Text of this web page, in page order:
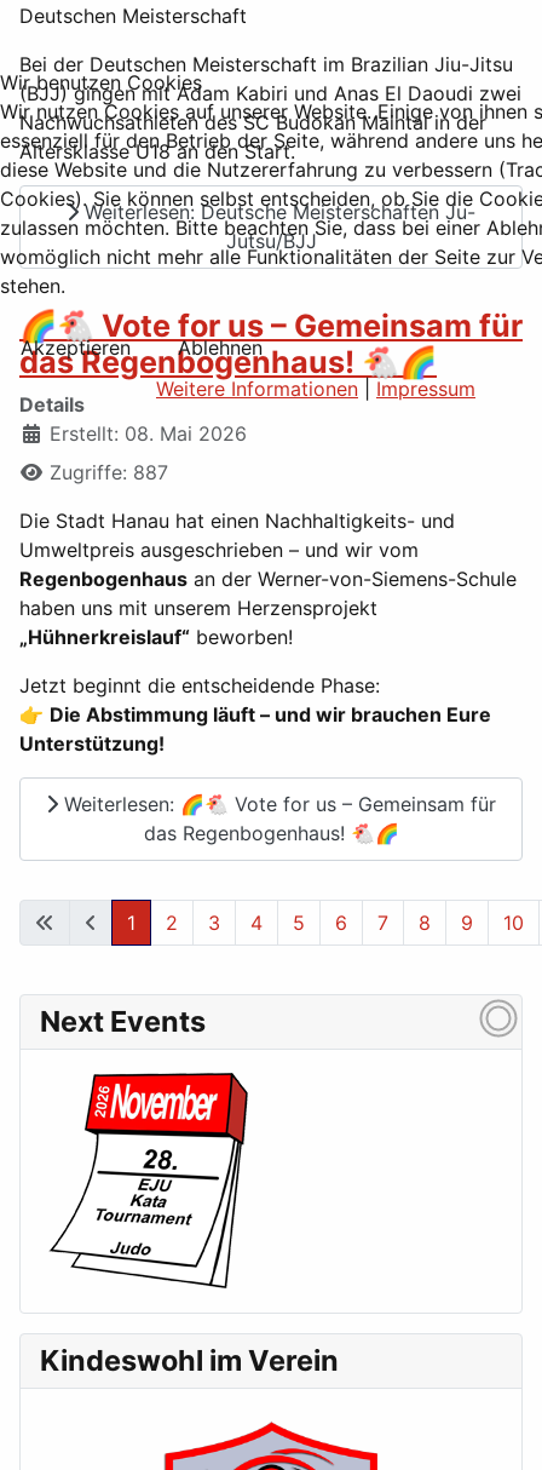
Deutschen Meisterschaft
Bei der Deutschen Meisterschaft im Brazilian Jiu-Jitsu
(BJJ) gingen mit Adam Kabiri und Anas El Daoudi zwei
Nachwuchsathleten des SC Budokan Maintal in der
Altersklasse U18 an den Start.
Weiterlesen: Deutsche Meisterschaften Ju-
Jutsu/BJJ
🌈🐔 Vote for us – Gemeinsam für
das Regenbogenhaus! 🐔🌈
Details
Erstellt: 08. Mai 2026
Zugriffe: 887
Die Stadt Hanau hat einen Nachhaltigkeits- und
Umweltpreis ausgeschrieben – und wir vom
Regenbogenhaus an der Werner-von-Siemens-Schule
haben uns mit unserem Herzensprojekt
„Hühnerkreislauf“ beworben!
Jetzt beginnt die entscheidende Phase:
👉 Die Abstimmung läuft – und wir brauchen Eure
Unterstützung!
Weiterlesen: 🌈🐔 Vote for us – Gemeinsam für
das Regenbogenhaus! 🐔🌈
Seite 1 von 24
1 2 3 4 5 6 7 8 9 10
Next Events
Kindeswohl im Verein
Wir benutzen Cookies
Wir nutzen Cookies auf unserer Website. Einige von ihnen
essenziell für den Betrieb der Seite, während andere uns
diese Website und die Nutzererfahrung zu verbessern
Cookies). Sie können selbst entscheiden, ob Sie die
zulassen möchten. Bitte beachten Sie, dass bei einer
womöglich nicht mehr alle Funktionalitäten der Seite zur
stehen.
Akzeptieren
Ablehnen
Weitere Informationen
Impressum